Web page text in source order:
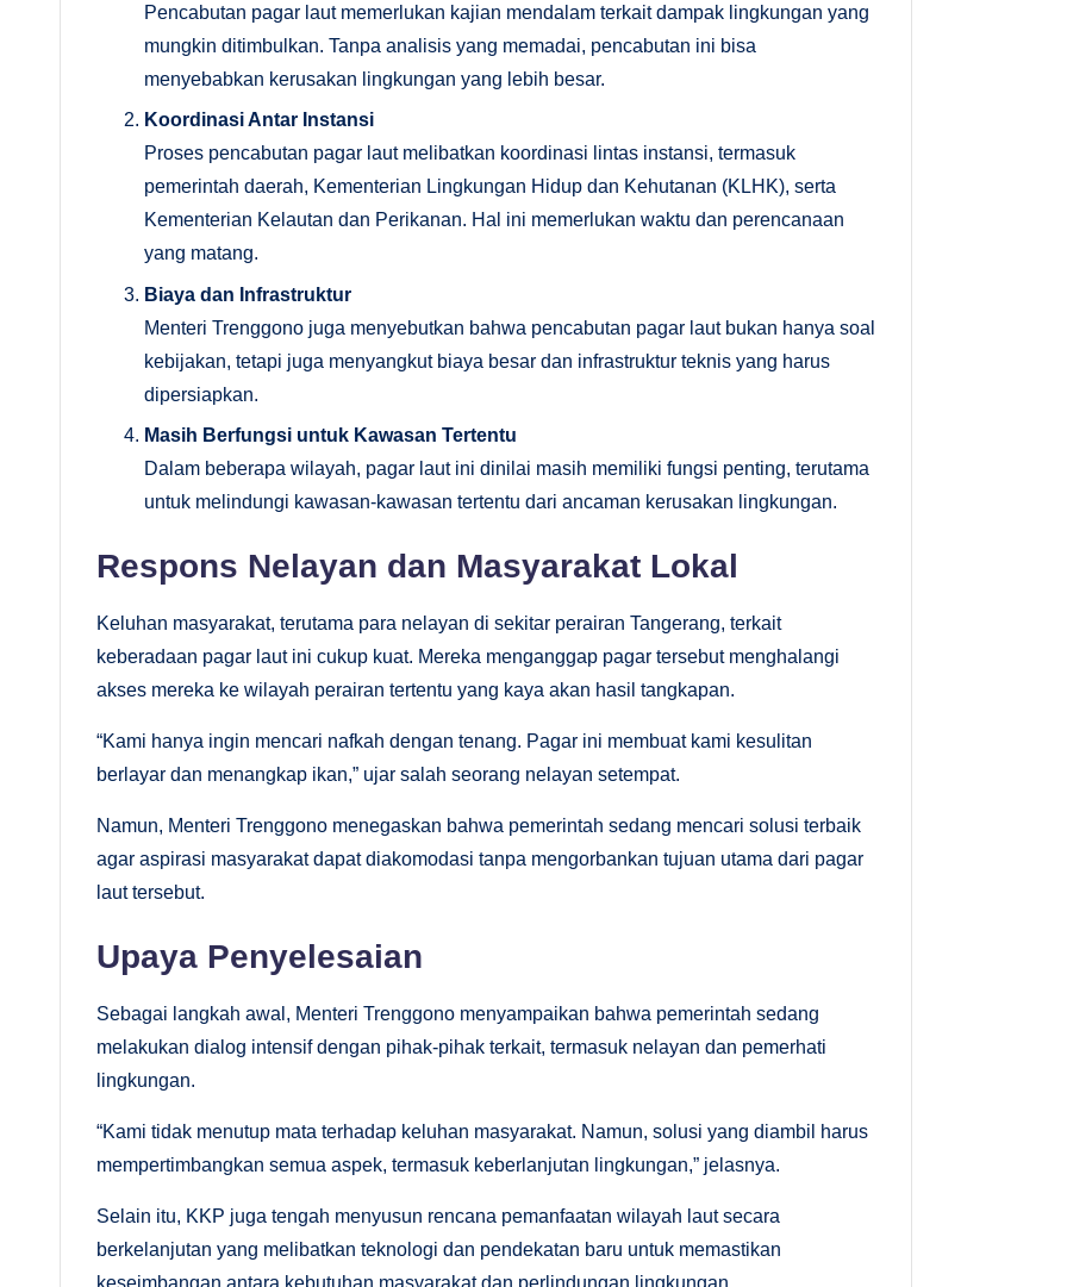
Pencabutan pagar laut memerlukan kajian mendalam terkait dampak lingkungan yang
mungkin ditimbulkan. Tanpa analisis yang memadai, pencabutan ini bisa
menyebabkan kerusakan lingkungan yang lebih besar.
Koordinasi Antar Instansi
Proses pencabutan pagar laut melibatkan koordinasi lintas instansi, termasuk
pemerintah daerah, Kementerian Lingkungan Hidup dan Kehutanan (KLHK), serta
Kementerian Kelautan dan Perikanan. Hal ini memerlukan waktu dan perencanaan
yang matang.
Biaya dan Infrastruktur
Menteri Trenggono juga menyebutkan bahwa pencabutan pagar laut bukan hanya soal
kebijakan, tetapi juga menyangkut biaya besar dan infrastruktur teknis yang harus
dipersiapkan.
Masih Berfungsi untuk Kawasan Tertentu
Dalam beberapa wilayah, pagar laut ini dinilai masih memiliki fungsi penting, terutama
untuk melindungi kawasan-kawasan tertentu dari ancaman kerusakan lingkungan.
Respons Nelayan dan Masyarakat Lokal
Keluhan masyarakat, terutama para nelayan di sekitar perairan Tangerang, terkait
keberadaan pagar laut ini cukup kuat. Mereka menganggap pagar tersebut menghalangi
akses mereka ke wilayah perairan tertentu yang kaya akan hasil tangkapan.
“Kami hanya ingin mencari nafkah dengan tenang. Pagar ini membuat kami kesulitan
berlayar dan menangkap ikan,” ujar salah seorang nelayan setempat.
Namun, Menteri Trenggono menegaskan bahwa pemerintah sedang mencari solusi terbaik
agar aspirasi masyarakat dapat diakomodasi tanpa mengorbankan tujuan utama dari pagar
laut tersebut.
Upaya Penyelesaian
Sebagai langkah awal, Menteri Trenggono menyampaikan bahwa pemerintah sedang
melakukan dialog intensif dengan pihak-pihak terkait, termasuk nelayan dan pemerhati
lingkungan.
“Kami tidak menutup mata terhadap keluhan masyarakat. Namun, solusi yang diambil harus
mempertimbangkan semua aspek, termasuk keberlanjutan lingkungan,” jelasnya.
Selain itu, KKP juga tengah menyusun rencana pemanfaatan wilayah laut secara
berkelanjutan yang melibatkan teknologi dan pendekatan baru untuk memastikan